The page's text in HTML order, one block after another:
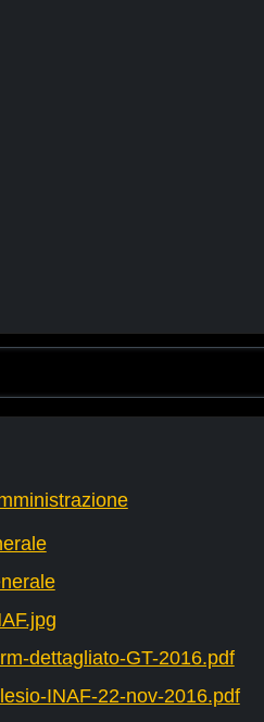
dettagliato-GT-2016.pdf
INAF-22-nov-2016.pdf